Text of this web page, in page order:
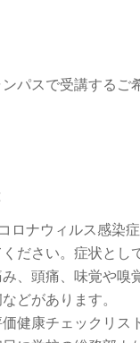
パスで受講するご
ロナウィルス感染
ださい。症状とし
、頭痛、味覚や嗅
どがあります。
健康チェックリス